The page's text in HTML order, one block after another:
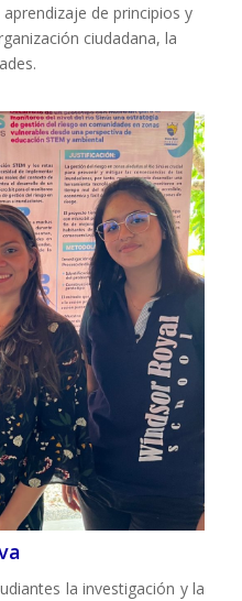
de principios y
ciudadana, la
la investigación y la